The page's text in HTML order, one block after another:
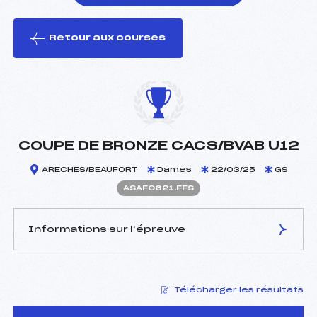
le ski
Retour aux courses
COUPE DE BRONZE CACS/BVAB U12
ARECHES/BEAUFORT Dames 22/03/25 GS
ASAF0621.FFS
Informations sur l’épreuve
MOLLIER DIDIER (SA)
Arbitre :
LASSIAZ FRANCOIS (SA)
Télécharger les résultats